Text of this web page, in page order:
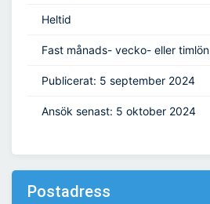
Heltid
Fast månads- vecko- eller timlön
Publicerat: 5 september 2024
Ansök senast: 5 oktober 2024
Postadress